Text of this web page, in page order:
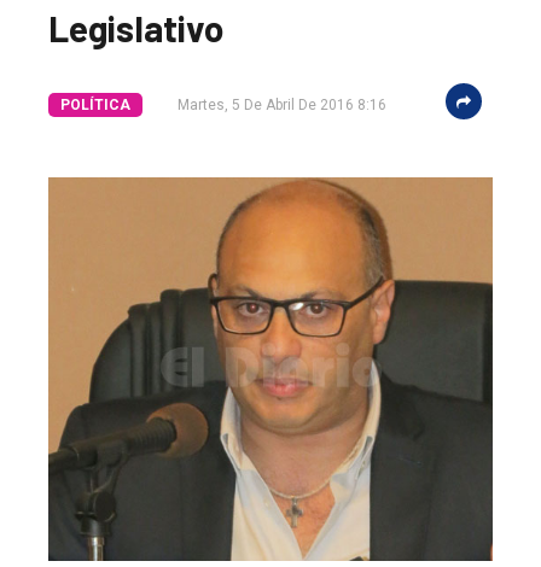
Legislativo
POLÍTICA Martes, 5 De Abril De 2016 8:16